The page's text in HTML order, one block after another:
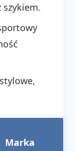
szykiem.
Marka